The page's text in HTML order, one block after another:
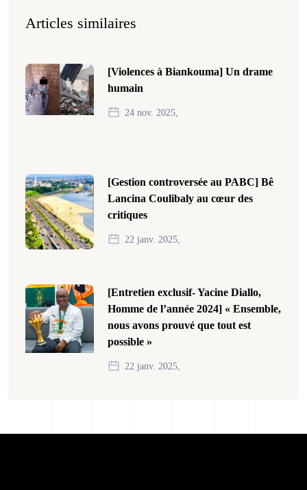
Articles similaires
[Violences à Biankouma] Un drame
humain
24 nov. 2025,
[Gestion controversée au PABC] Bê
Lancina Coulibaly au cœur des
critiques
22 janv. 2025,
[Entretien exclusif- Yacine Diallo,
Homme de l’année 2024] « Ensemble,
nous avons prouvé que tout est
possible »
22 janv. 2025,